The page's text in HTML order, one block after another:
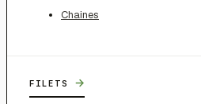
Chaines
FILETS →